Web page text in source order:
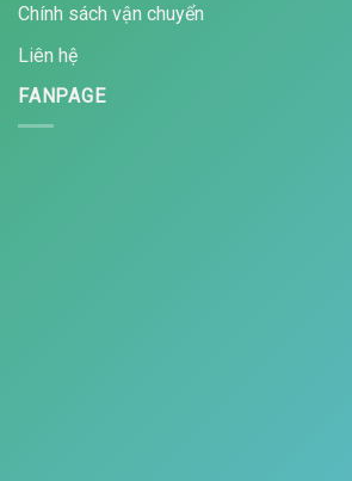
Chính sách vận chuyển
Liên hệ
FANPAGE